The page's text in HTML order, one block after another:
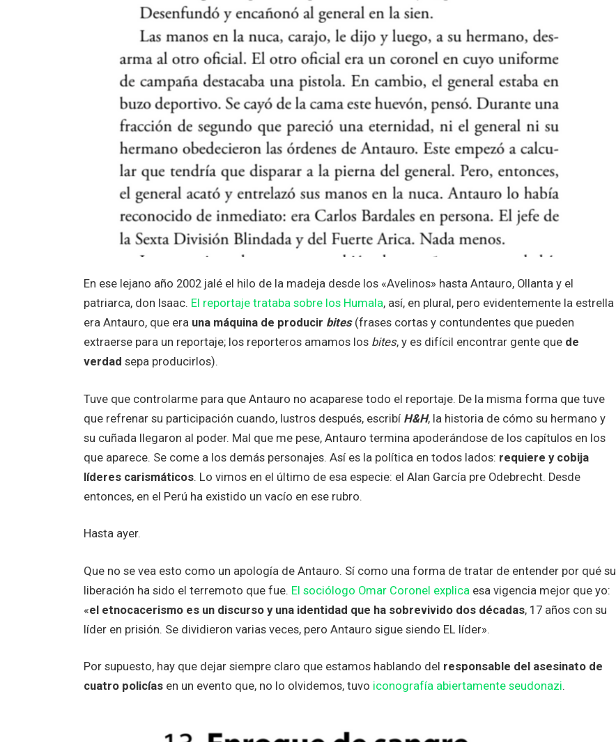
En ese lejano año 2002 jalé el hilo de la madeja desde los «Avelinos» hasta Antauro, Ollanta y el
patriarca, don Isaac. El reportaje trataba sobre los Humala, así, en plural, pero evidentemente la estrella
era Antauro, que era una máquina de producir bites(frases cortas y contundentes que pueden
extraerse para un reportaje; los reporteros amamos los bites, y es difícil encontrar gente que de
verdad sepa producirlos).
Tuve que controlarme para que Antauro no acaparese todo el reportaje. De la misma forma que tuve
que refrenar su participación cuando, lustros después, escribí H&H, la historia de cómo su hermano y
su cuñada llegaron al poder. Mal que me pese, Antauro termina apoderándose de los capítulos en los
que aparece. Se come a los demás personajes. Así es la política en todos lados: requiere y cobija
líderes carismáticos. Lo vimos en el último de esa especie: el Alan García pre Odebrecht. Desde
entonces, en el Perú ha existido un vacío en ese rubro.
Hasta ayer.
Que no se vea esto como un apología de Antauro. Sí como una forma de tratar de entender por qué su
liberación ha sido el terremoto que fue. El sociólogo Omar Coronel explicaesa vigencia mejor que yo:
«el etnocacerismo es un discurso y una identidad que ha sobrevivido dos décadas, 17 años con su
líder en prisión. Se dividieron varias veces, pero Antauro sigue siendo EL líder».
Por supuesto, hay que dejar siempre claro que estamos hablando del responsable del asesinato de
cuatro policíasen un evento que, no lo olvidemos, tuvo iconografía abiertamente seudonazi.